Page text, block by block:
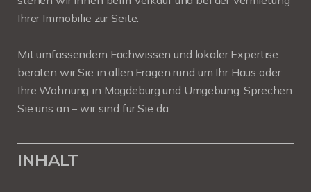
Ihrer Immobilie zur Seite.
Mit umfassendem Fachwissen und lokaler Expertise
beraten wir Sie in allen Fragen rund um Ihr Haus oder
Ihre Wohnung in Magdeburg und Umgebung. Sprechen
Sie uns an – wir sind für Sie da.
INHALT